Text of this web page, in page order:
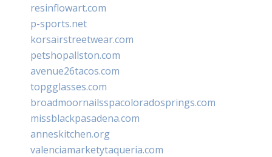
resinflowart.com
p-sports.net
korsairstreetwear.com
petshopallston.com
avenue26tacos.com
topgglasses.com
broadmoornailsspacoloradosprings.com
missblackpasadena.com
anneskitchen.org
valenciamarketytaqueria.com